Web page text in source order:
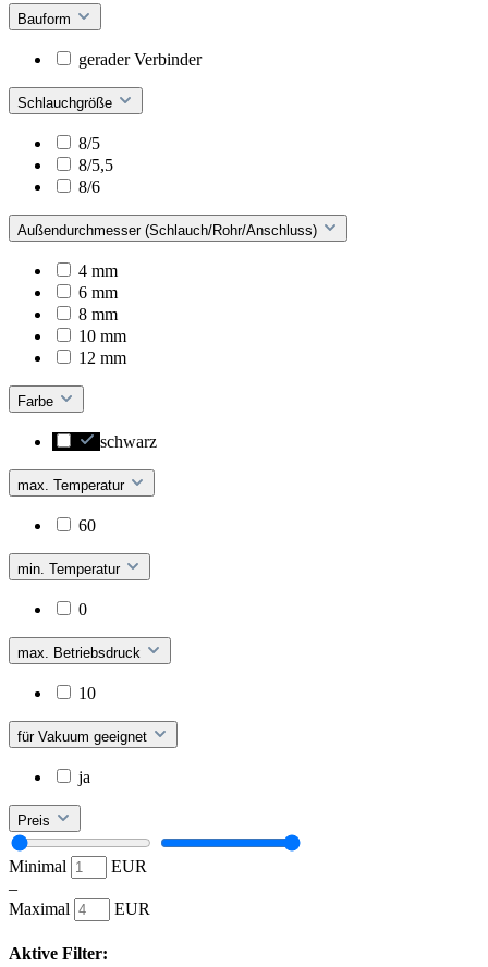
Bauform
gerader Verbinder
Schlauchgröße
8/5
8/5,5
8/6
Außendurchmesser (Schlauch/Rohr/Anschluss)
4 mm
6 mm
8 mm
10 mm
12 mm
Farbe
schwarz
max. Temperatur
60
min. Temperatur
0
max. Betriebsdruck
10
für Vakuum geeignet
ja
Preis
Minimal
EUR
–
Maximal
EUR
Aktive Filter: